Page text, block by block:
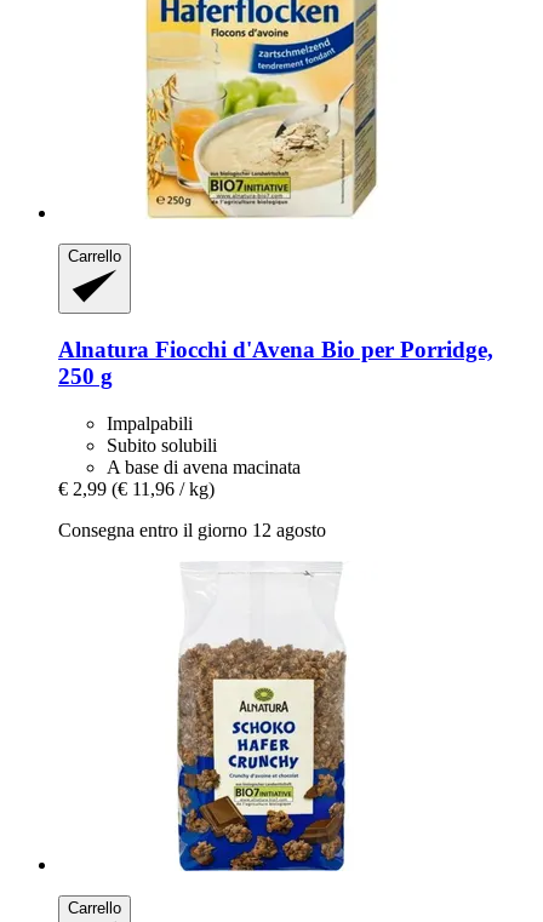
Carrello
Alnatura Fiocchi d'Avena Bio per Porridge,
250 g
Impalpabili
Subito solubili
A base di avena macinata
€ 2,99 (€ 11,96 / kg)
Consegna entro il giorno 12 agosto
Carrello